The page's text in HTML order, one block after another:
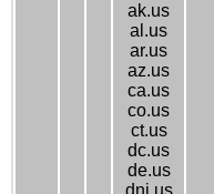
ak.us
al.us
ar.us
az.us
ca.us
co.us
ct.us
dc.us
de.us
dni.us